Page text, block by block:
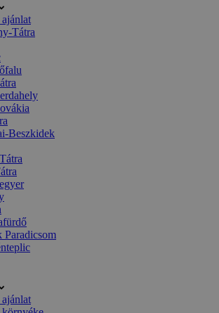
Tátra
Beszkidek
Paradicsom